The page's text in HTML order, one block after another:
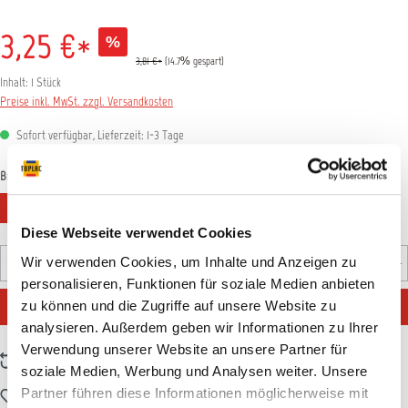
Diese Webseite verwendet Cookies
Wir verwenden Cookies, um Inhalte und Anzeigen zu
personalisieren, Funktionen für soziale Medien anbieten
zu können und die Zugriffe auf unsere Website zu
analysieren. Außerdem geben wir Informationen zu Ihrer
Verwendung unserer Website an unsere Partner für
soziale Medien, Werbung und Analysen weiter. Unsere
Partner führen diese Informationen möglicherweise mit
3,25 €* %
3,81 €* (14.7% gespart)
Inhalt: 1 Stück
Preise inkl. MwSt. zzgl. Versandkosten
Sofort verfügbar, Lieferzeit: 1-3 Tage
Breiteauswählen
Produkt Anzahl: Gib den gewünschten Wert ein oder
Stück
IN DEN WARENKORB
Zum Vergleich hinzufügen
Zum Merkzettel hinzufügen